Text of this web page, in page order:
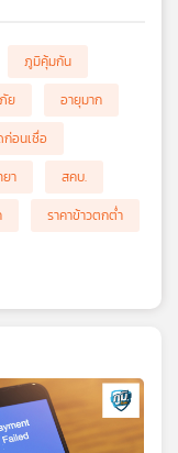
ภูมิคุ้มกัน
ย
อายุมาก
อนเชื่อ
า
สคบ.
ราคาข้าวตกต่ำ